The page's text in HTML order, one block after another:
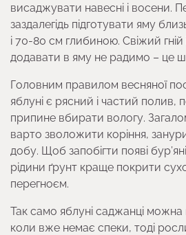
висаджувати навесні і восени.
заздалегідь підготувати яму
і 70-80 см глибиною. Свіжий гній
додавати в яму не радимо – це
Головним правилом весняної
яблуні є рясний і частий полив,
припине вбирати вологу.
варто зволожити коріння,
добу. Щоб запобігти появі
рідини ґрунт краще покрити
перегноєм.
Так само яблуні саджанці
коли вже немає спеки, тоді